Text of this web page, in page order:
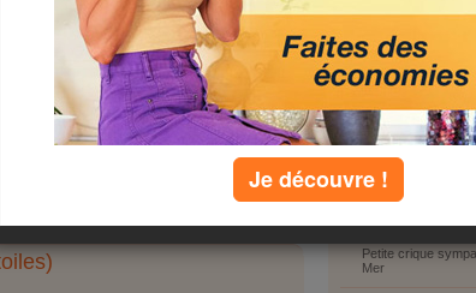
3
2
Marseille
des grandes demeures marocaines,
L'accueil y est particulièrement chaleureux
paix.
voir les 1 commentaires
le premier à ajouter une photo à ce bon plan
Visiter le coin
Faire du shopping
Autre
top lieux
Crique sympa
Petite crique
Mer
Je découvre !